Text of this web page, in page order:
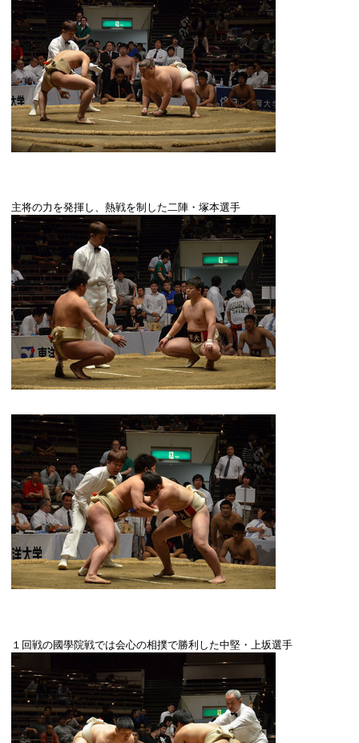
主将の力を発揮し、熱戦を制した二陣・塚本選手
１回戦の國學院戦では会心の相撲で勝利した中堅・上坂選手